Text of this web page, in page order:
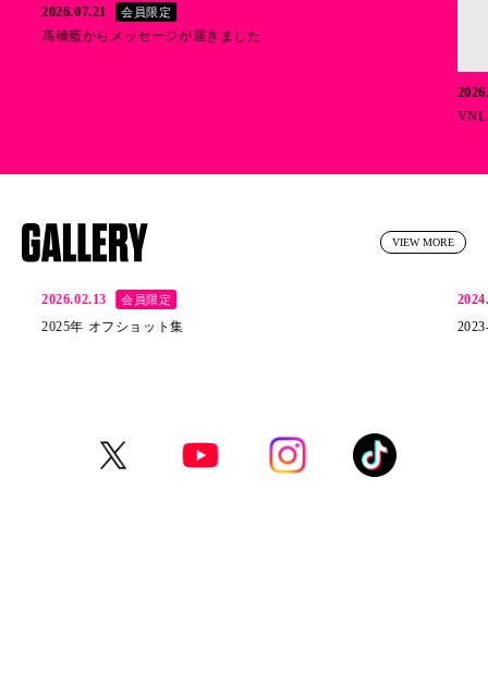
2026.07.21 会員限定
髙橋藍からメッセージが届きました
VNL
VIEW MORE
2026.02.13 会員限定
2025年 オフショット集